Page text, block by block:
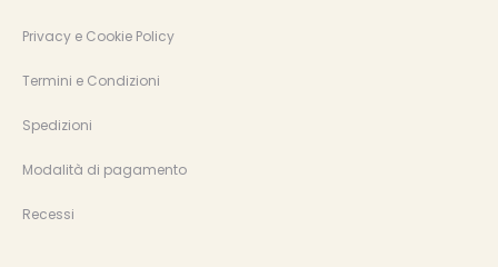
Privacy e Cookie Policy
Termini e Condizioni
Spedizioni
Modalità di pagamento
Recessi